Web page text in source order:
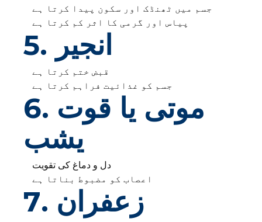
جسم میں ٹھنڈک اور سکون پیدا کرتا ہے
پیاس اور گرمی کا اثر کم کرتا ہے
5. انجیر
قبض ختم کرتا ہے
جسم کو غذائیت فراہم کرتا ہے
6. موتی یا قوت
یشب
دل و دماغ کی تقویت
اعصاب کو مضبوط بناتا ہے
7. زعفران